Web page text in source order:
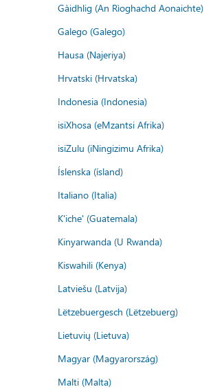
Gàidhlig (An Rìoghachd Aonaichte)
Galego (Galego)
Hausa (Najeriya)
Hrvatski (Hrvatska)
Indonesia (Indonesia)
isiXhosa (eMzantsi Afrika)
isiZulu (iNingizimu Afrika)
Íslenska (ísland)
Italiano (Italia)
K'iche' (Guatemala)
Kinyarwanda (U Rwanda)
Kiswahili (Kenya)
Latviešu (Latvija)
Lëtzebuergesch (Lëtzebuerg)
Lietuvių (Lietuva)
Magyar (Magyarország)
Malti (Malta)